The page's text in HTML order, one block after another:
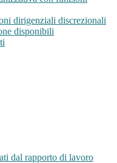
dirigenziali discrezionali
disponibili
dal rapporto di lavoro